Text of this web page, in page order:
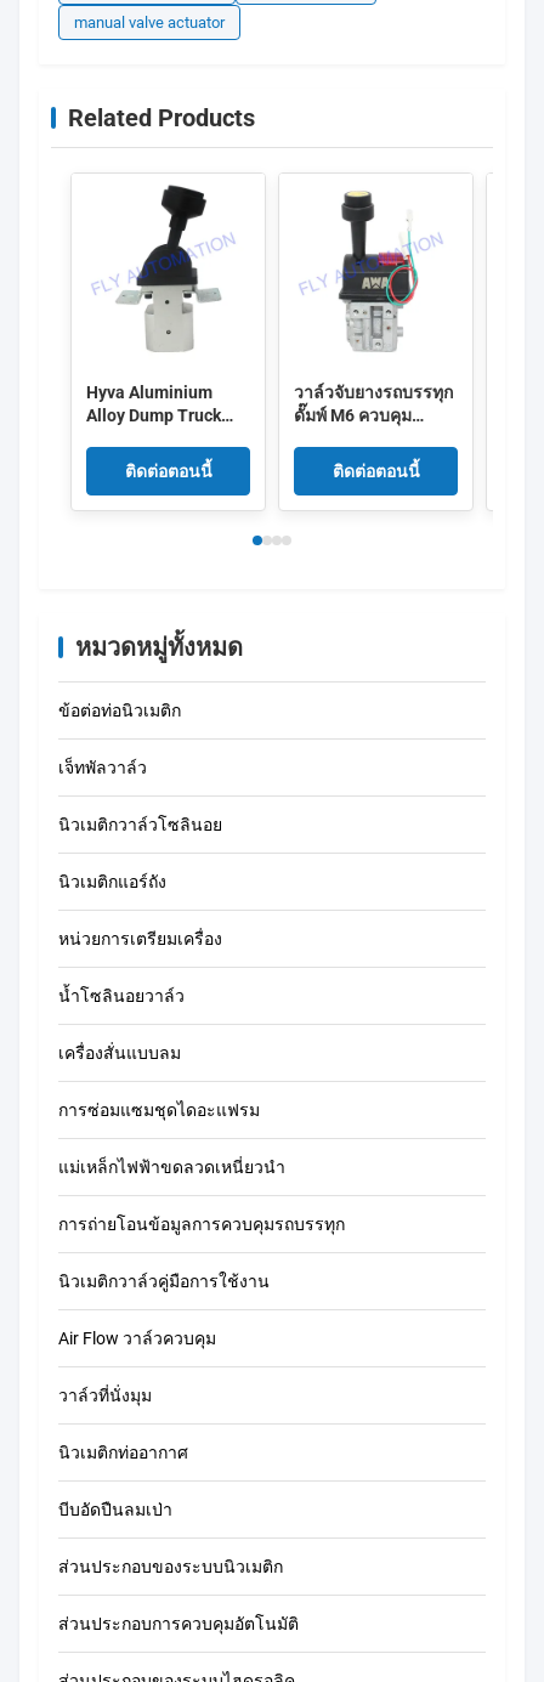
manual valve actuator
Related Products
Hyva Aluminium
Alloy Dump Truck
ขายึดติดต่อตอนนี้
วาล์วจับยางรถบรรทุก
ดั๊มพ์ M6 ควบคุม
14750650H
ติดต่อตอนนี้
หมวดหมู่ทั้งหมด
ข้อต่อท่อนิวเมติก
เจ็ทพัลวาล์ว
นิวเมติกวาล์วโซลินอย
นิวเมติกแอร์ถัง
หน่วยการเตรียมเครื่อง
น้ำโซลินอยวาล์ว
เครื่องสั่นแบบลม
การซ่อมแซมชุดไดอะแฟรม
แม่เหล็กไฟฟ้าขดลวดเหนี่ยวนำ
การถ่ายโอนข้อมูลการควบคุมรถบรรทุก
นิวเมติกวาล์วคู่มือการใช้งาน
Air Flow วาล์วควบคุม
วาล์วที่นั่งมุม
นิวเมติกท่ออากาศ
บีบอัดปืนลมเป่า
ส่วนประกอบของระบบนิวเมติก
ส่วนประกอบการควบคุมอัตโนมัติ